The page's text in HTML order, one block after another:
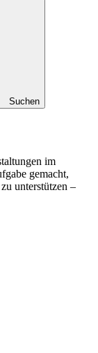
Suchen
im
gemacht,
unterstützen –